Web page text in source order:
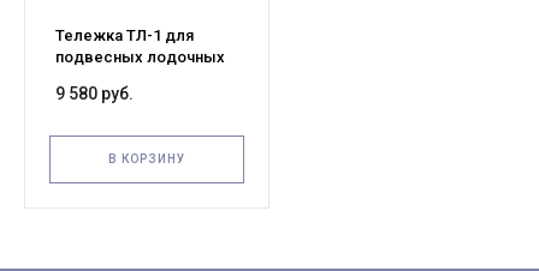
Тележка ТЛ-1 для
подвесных лодочных
пневмо, 2 колеса d100
9 580 руб.
В КОРЗИНУ